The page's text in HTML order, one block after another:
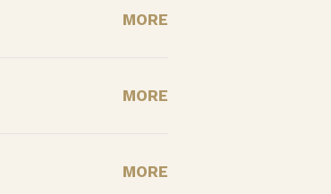
MORE
MORE
MORE